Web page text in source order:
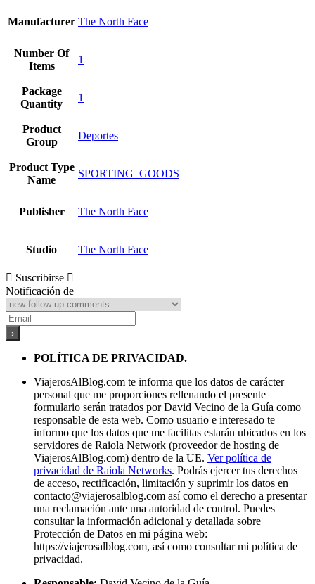
Manufacturer The North Face
Number Of
Items
1
Package
Quantity
1
Product
Group
Deportes
Product Type
Name
SPORTING_GOODS
Publisher The North Face
Studio The North Face
Suscribirse
Notificación de
POLÍTICA DE PRIVACIDAD.
ViajerosAlBlog.com te informa que los datos de carácter
personal que me proporciones rellenando el presente
formulario serán tratados por David Vecino de la Guía como
responsable de esta web. Como usuario e interesado te
informo que los datos que me facilitas estarán ubicados en los
servidores de Raiola Network (proveedor de hosting de
ViajerosAlBlog.com) dentro de la UE. Ver política de
privacidad de Raiola Networks. Podrás ejercer tus derechos
de acceso, rectificación, limitación y suprimir los datos en
contacto@viajerosalblog.com así como el derecho a presentar
una reclamación ante una autoridad de control. Puedes
consultar la información adicional y detallada sobre
Protección de Datos en mi página web:
https://viajerosalblog.com, así como consultar mi política de
privacidad.